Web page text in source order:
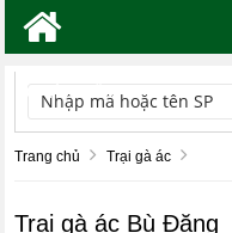
TÌM KIẾM
Trang chủ Trại gà ác
Trại gà ác Bù Đăng